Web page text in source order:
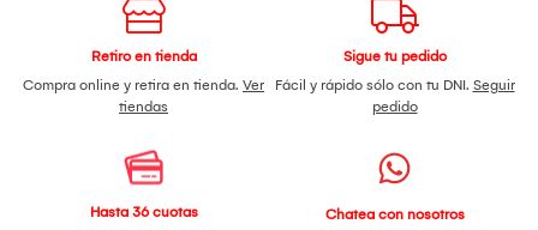
Retiro en tienda
Compra online y retira en tienda. Ver
tiendas
Sigue tu pedido
Fácil y rápido sólo con tu DNI. Seguir
pedido
Hasta 36 cuotas
Chatea con nosotros